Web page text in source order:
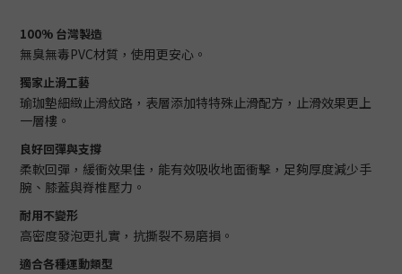
100% 台灣製造
無臭無毒PVC材質，使用更安心。
獨家止滑工藝
瑜珈墊細緻止滑紋路，表層添加特特殊止滑配方，止滑效果更上
一層樓。
良好回彈與支撐
柔軟回彈，緩衝效果佳，能有效吸收地面衝擊，足夠厚度減少手
腕、膝蓋與脊椎壓力。
耐用不變形
高密度發泡更扎實，抗撕裂不易磨損。
適合各種運動類型